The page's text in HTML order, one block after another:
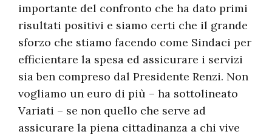
importante del confronto che ha dato primi
risultati positivi e siamo certi che il grande
sforzo che stiamo facendo come Sindaci per
efficientare la spesa ed assicurare i servizi
sia ben compreso dal Presidente Renzi. Non
vogliamo un euro di più – ha sottolineato
Variati – se non quello che serve ad
assicurare la piena cittadinanza a chi vive